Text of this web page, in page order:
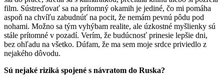
film. Sústreďovať sa na prítomný okamih je jediné, čo mi pomáha
aspoň na chvíľu zabudnúť na pocit, že nemám pevnú pôdu pod
nohami. Možno sa tým vyhýbam realite, ale úzkostné myšlienky sú
stále prítomné v pozadí. Verím, že budúcnosť prinesie lepšie dni,
bez ohľadu na všetko. Dúfam, že ma sem moje srdce priviedlo z
nejakého dôvodu.
Sú nejaké riziká spojené s návratom do Ruska?